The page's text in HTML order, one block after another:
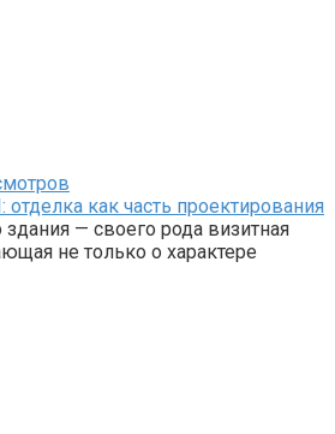
как часть проектирования
— своего рода визитная
не только о характере